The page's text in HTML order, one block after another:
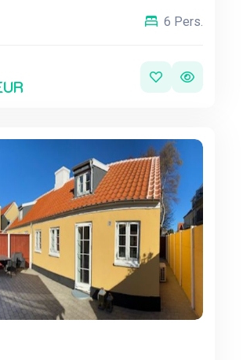
6 Pers.